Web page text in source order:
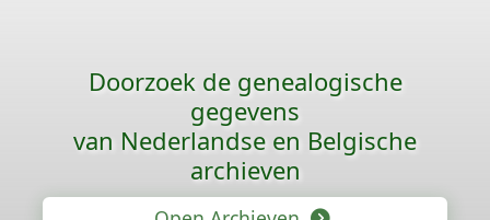
Doorzoek de genealogische
gegevens
van Nederlandse en Belgische
archieven